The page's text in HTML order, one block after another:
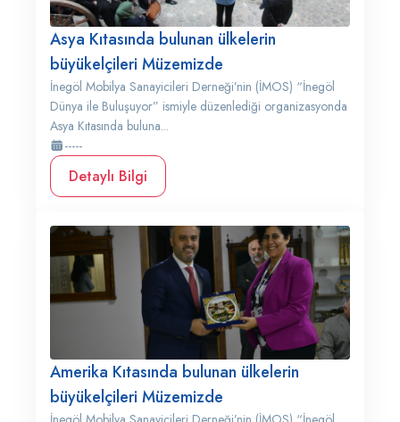
Asya Kıtasında bulunan ülkelerin
büyükelçileri Müzemizde
İnegöl Mobilya Sanayicileri Derneği’nin (İMOS) “İnegöl
Dünya ile Buluşuyor” ismiyle düzenlediği organizasyonda
Asya Kıtasında buluna...
-----
Detaylı Bilgi
Amerika Kıtasında bulunan ülkelerin
büyükelçileri Müzemizde